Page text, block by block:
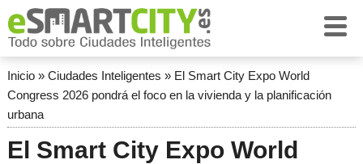
Inicio» Ciudades Inteligentes » El Smart City Expo World
Congress 2026 pondrá el foco en la vivienda y la planificación
urbana
El Smart City Expo World